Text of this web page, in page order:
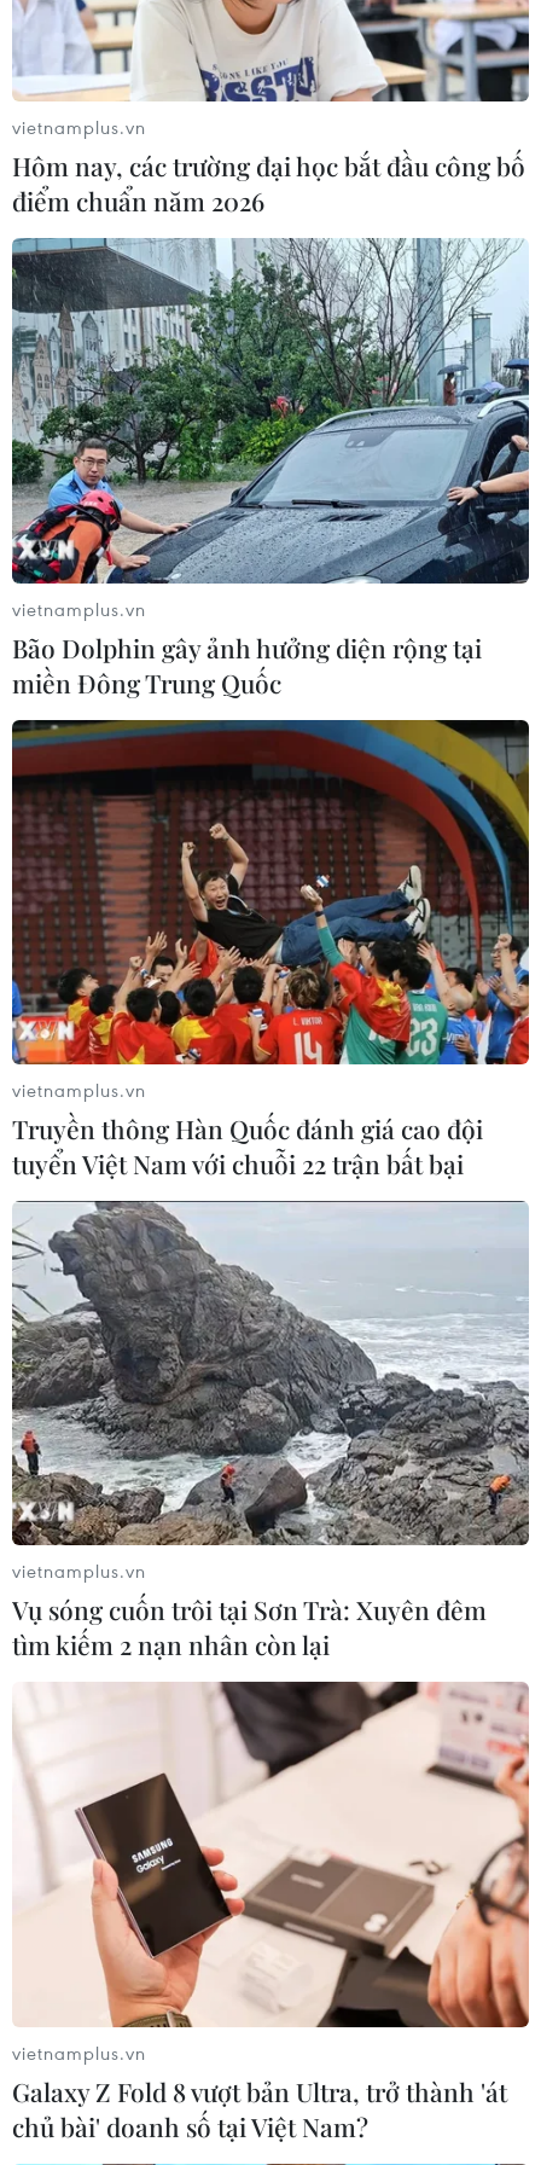
#dự án chống ngập
#đại hội đảng bộ
#giải phóng mặt bằng
#cưỡng chế
#Trung Nam group
Tp. Hồ Chí Minh
TIN LIÊN QUAN
Thành phố Hồ Chí Minh tăng cường
chống ngập đường Nguyễn Hữu Cảnh
16/05/2019 14:19
Đường Nguyễn Hữu Cảnh là một trong những tuyến
đường thường xuyên ngập mỗi khi triều cường kết hợp
mưa lớn, đặc biệt khu vực chân cầu Thủ Thiêm 2 và
đoạn gần đường Tôn Đức Thắng.
Kết nối chưa đồng bộ nên các dự án chống
ngập đạt hiệu quả không cao
13/06/2019 10:26
Tính kết nối đồng bộ giữa các dự án chống ngập chưa
tốt, các dự án triển khai còn chậm tiến độ, quy hoạch
thoát nước, chống ngập không còn phù hợp với thực
tế...
vietnamplus.vn
Hôm nay, các trường đại học bắt đầu công bố
điểm chuẩn năm 2026
vietnamplus.vn
Bão Dolphin gây ảnh hưởng diện rộng tại
miền Đông Trung Quốc
vietnamplus.vn
Truyền thông Hàn Quốc đánh giá cao đội
tuyển Việt Nam với chuỗi 22 trận bất bại
vietnamplus.vn
Vụ sóng cuốn trôi tại Sơn Trà: Xuyên đêm
tìm kiếm 2 nạn nhân còn lại
vietnamplus.vn
Galaxy Z Fold 8 vượt bản Ultra, trở thành 'át
chủ bài' doanh số tại Việt Nam?